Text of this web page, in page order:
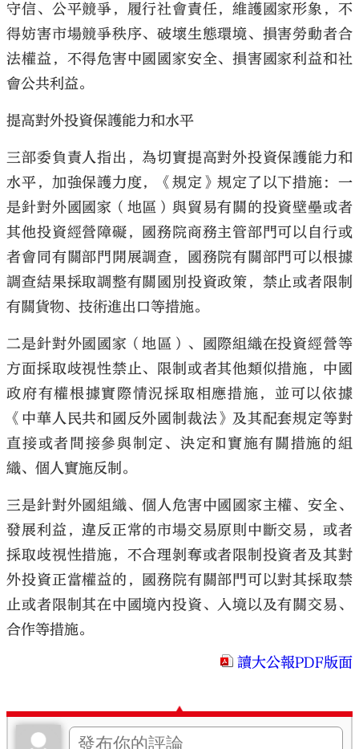
守信、公平競爭，履行社會責任，維護國家形象，不
得妨害市場競爭秩序、破壞生態環境、損害勞動者合
法權益，不得危害中國國家安全、損害國家利益和社
會公共利益。
提高對外投資保護能力和水平
三部委負責人指出，為切實提高對外投資保護能力和
水平，加強保護力度，《規定》規定了以下措施﹕一
是針對外國國家（地區）與貿易有關的投資壁壘或者
其他投資經營障礙，國務院商務主管部門可以自行或
者會同有關部門開展調查，國務院有關部門可以根據
調查結果採取調整有關國別投資政策，禁止或者限制
有關貨物、技術進出口等措施。
二是針對外國國家（地區）、國際組織在投資經營等
方面採取歧視性禁止、限制或者其他類似措施，中國
政府有權根據實際情況採取相應措施，並可以依據
《中華人民共和國反外國制裁法》及其配套規定等對
直接或者間接參與制定、決定和實施有關措施的組
織、個人實施反制。
三是針對外國組織、個人危害中國國家主權、安全、
發展利益，違反正常的市場交易原則中斷交易，或者
採取歧視性措施，不合理剝奪或者限制投資者及其對
外投資正當權益的，國務院有關部門可以對其採取禁
止或者限制其在中國境內投資、入境以及有關交易、
合作等措施。
讀大公報PDF版面